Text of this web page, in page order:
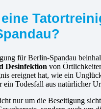
für Berlin-Spandau
Desinfektion von
ereignet hat, wie ein
ein Todesfall aus natürlicher
nur um die Beseitigung